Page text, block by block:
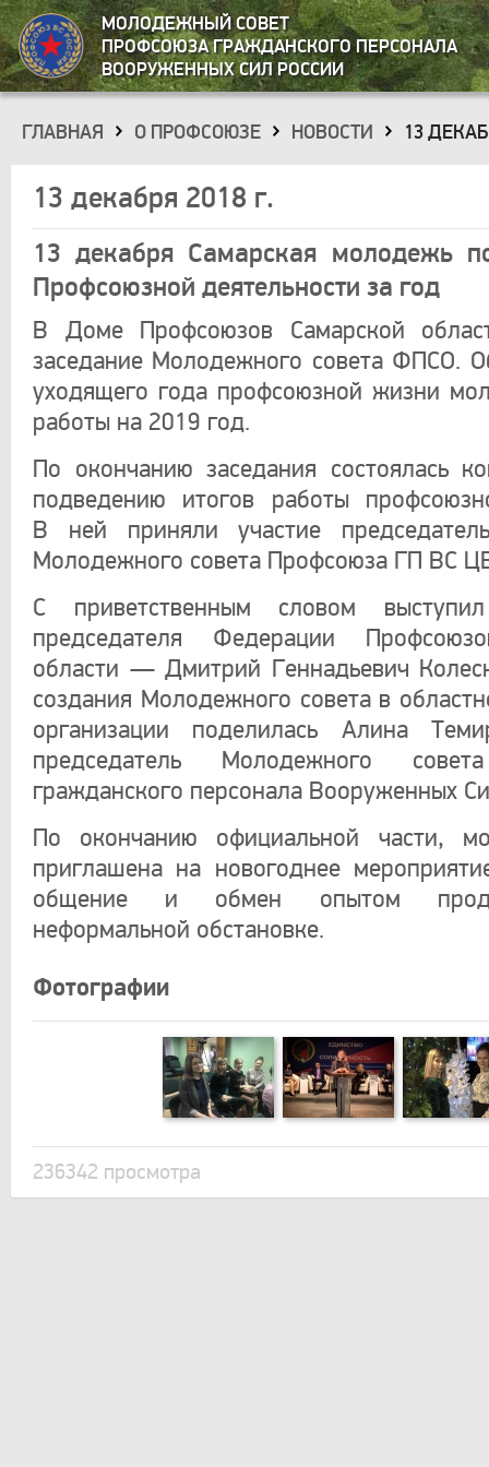
МОЛОДЕЖНЫЙ СОВЕТ
ПРОФСОЮЗА ГРАЖДАНСКОГО ПЕРСОНАЛА
ВООРУЖЕННЫХ СИЛ РОССИИ
ГЛАВНАЯ О ПРОФСОЮЗЕ НОВОСТИ 13
13 декабря 2018 г.
13 декабря Самарская молодежь
Профсоюзной деятельности за год
В Доме Профсоюзов Самарской
заседание Молодежного совета ФПСО.
уходящего года профсоюзной жизни
работы на 2019 год.
По окончанию заседания состоялась
подведению итогов работы
В ней приняли участие
Молодежного совета Профсоюза ГП ВС
С приветственным словом выступил
председателя Федерации
области — Дмитрий Геннадьевич
создания Молодежного совета в
организации поделилась Алина
председатель Молодежного
гражданского персонала Вооруженных
По окончанию официальной части,
приглашена на новогоднее
общение и обмен опытом
неформальной обстановке.
Фотографии
236342 просмотра